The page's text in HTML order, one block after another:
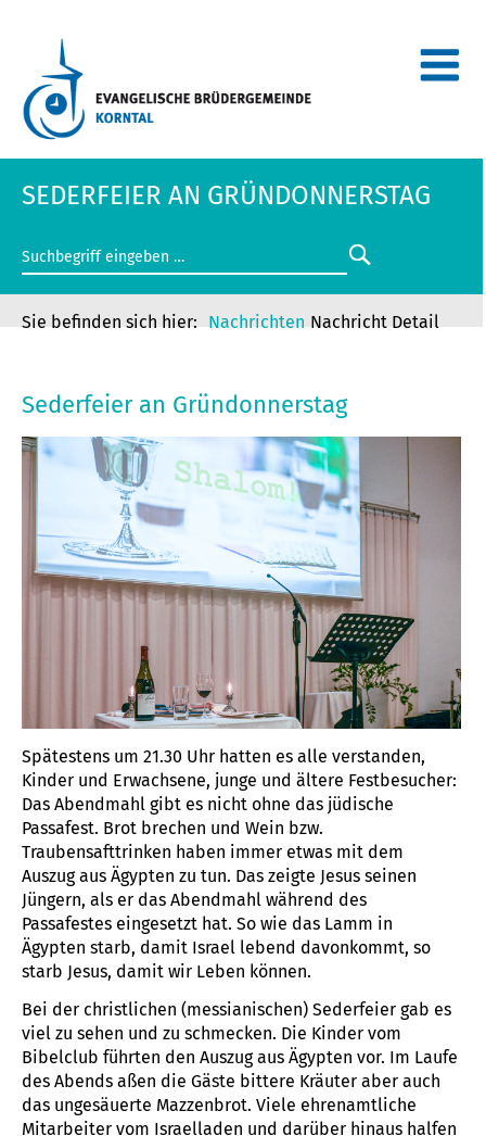
SEDERFEIER AN GRÜNDONNERSTAG
Nachrichten Nachricht Detail
Sederfeier an Gründonnerstag
Spätestens um 21.30 Uhr hatten es alle verstanden,
Kinder und Erwachsene, junge und ältere Festbesucher:
Das Abendmahl gibt es nicht ohne das jüdische
Passafest. Brot brechen und Wein bzw.
Traubensafttrinken haben immer etwas mit dem
Auszug aus Ägypten zu tun. Das zeigte Jesus seinen
Jüngern, als er das Abendmahl während des
Passafestes eingesetzt hat. So wie das Lamm in
Ägypten starb, damit Israel lebend davonkommt, so
starb Jesus, damit wir Leben können.
Bei der christlichen (messianischen) Sederfeier gab es
viel zu sehen und zu schmecken. Die Kinder vom
Bibelclub führten den Auszug aus Ägypten vor. Im Laufe
des Abends aßen die Gäste bittere Kräuter aber auch
das ungesäuerte Mazzenbrot. Viele ehrenamtliche
Mitarbeiter vom Israelladen und darüber hinaus halfen